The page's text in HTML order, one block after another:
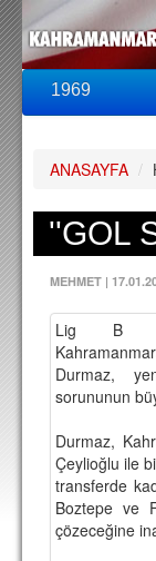
1969
PUAN
FİKSTÜR
KADRO
A
TEKNİK
ANASAYFA /
''GOL
MEHMET |
Lig B 5.
Durmaz,
sorununun
Durmaz,
Çeylioğlu ile
transferde
Boztepe ve
çözeceğine